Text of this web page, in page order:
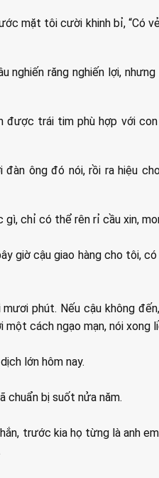
mặt tôi cười khinh bỉ, “Có
nghiến răng nghiến lợi,
trái tim phù hợp với con
ông đó nói, rồi ra hiệu
chỉ có thể rên rỉ cầu xin,
giờ cậu giao hàng cho tôi,
phút. Nếu cậu không
cách ngạo mạn, nói xong
lớn hôm nay.
chuẩn bị suốt nửa năm.
trước kia họ từng là anh